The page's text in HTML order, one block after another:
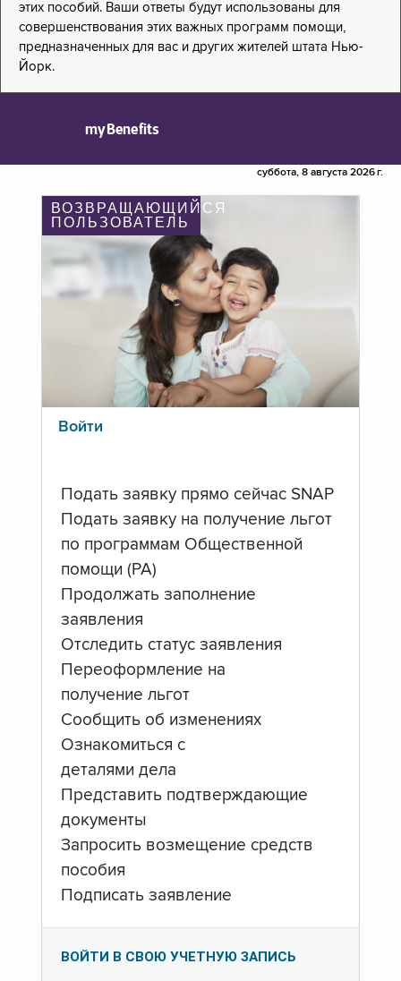
этих пособий. Ваши ответы будут использованы для
совершенствования этих важных программ помощи,
предназначенных для вас и других жителей штата Нью-
Йорк.
myBenefits
суббота, 8 августа 2026 г.
ВОЗВРАЩАЮЩИЙСЯ
ПОЛЬЗОВАТЕЛЬ
Войти
Подать заявку прямо сейчас SNAP
Подать заявку на получение льгот
по программам Общественной
помощи (PA)
Продолжать заполнение
заявления
Отследить статус заявления
Переоформление на
получение льгот
Сообщить об изменениях
Ознакомиться с
деталями дела
Представить подтверждающие
документы
Запросить возмещение средств
пособия
Подписать заявление
ВОЙТИ В СВОЮ УЧЕТНУЮ ЗАПИСЬ